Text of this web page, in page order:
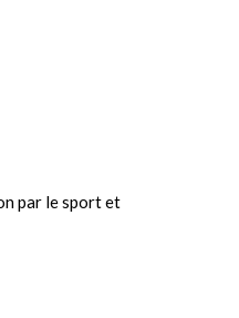
par le sport et